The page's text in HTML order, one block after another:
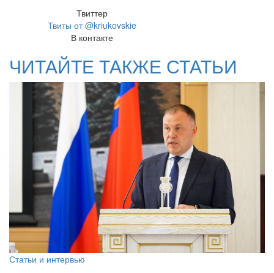
Твиттер
Твиты от @kriukovskie
В контакте
ЧИТАЙТЕ ТАКЖЕ СТАТЬИ
Статьи и интервью